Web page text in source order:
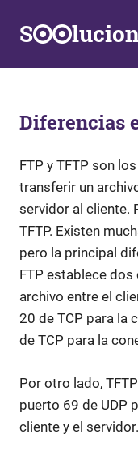
S
y
Soluciones
problemas
de
la
diaria
Diferencias
FTP y TFTP son
transferir un
servidor al cliente.
TFTP. Existen
pero la principal
FTP establece
archivo entre el
20 de TCP para la
de TCP para la
Por otro lado,
puerto 69 de UDP
cliente y el servidor.